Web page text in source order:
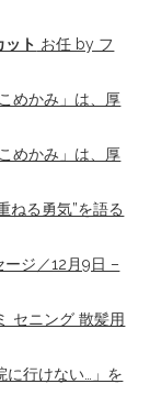
ット お任 by フ
めかみ」は、厚
めかみ」は、厚
ねる勇気”を語る
ジ／12月9日 –
セニング 散髪用
に行けない…」を